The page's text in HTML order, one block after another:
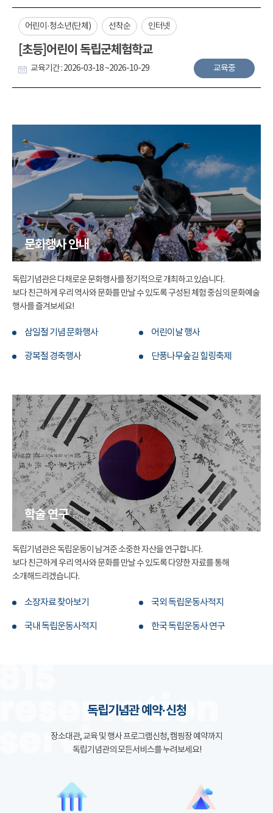
어린이·청소년(단체) 선착순 인터넷
[초등]어린이 독립군체험학교
교육기간 : 2026-03-18 ~2026-10-29 교육중
문화행사 안내
독립기념관은 다채로운 문화행사를 정기적으로 개최하고 있습니다.
보다 친근하게 우리 역사와 문화를 만날 수 있도록 구성된 체험 중심의 문화예술
행사를 즐겨보세요!
삼일절 기념 문화행사 어린이날 행사
광복절 경축행사 단풍나무숲길 힐링축제
학술 연구
독립기념관은 독립운동이 남겨준 소중한 자산을 연구합니다.
보다 친근하게 우리 역사와 문화를 만날 수 있도록 다양한 자료를 통해
소개해드리겠습니다.
소장자료 찾아보기 국외 독립운동사적지
국내 독립운동사적지 한국 독립운동사 연구
독립기념관 예약·신청
장소대관, 교육 및 행사 프로그램신청, 캠핑장 예약까지
독립기념관의 모든서비스를 누려보세요!